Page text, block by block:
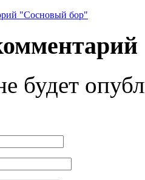
"Сосновый бор"
будет